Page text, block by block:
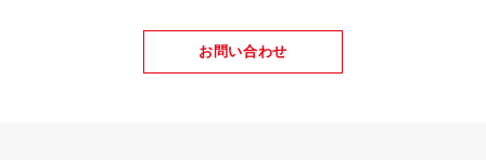
お問い合わせ